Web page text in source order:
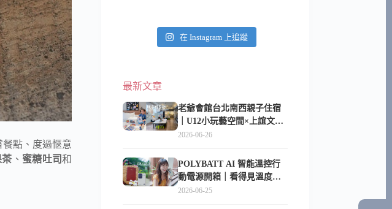
點、度過愜意
茶 、 蜜糖吐司和
在 Instagram 上追蹤
最新文章
老爺會館台北南西親子住宿
｜U12小玩藝空間×上誼文
化，暑假帶孩子這樣玩
2026-06-26
POLYBATT AI 智能溫控行
動電源開箱｜看得見溫度與
電量，外出更安心的
2026-06-25